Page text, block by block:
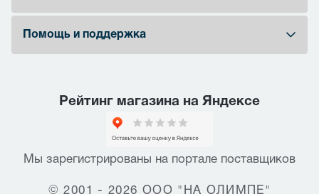
Помощь и поддержка
Рейтинг магазина на Яндексе
Мы зарегистрированы на портале поставщиков
© 2001 - 2026 ООО "НА ОЛИМПЕ"